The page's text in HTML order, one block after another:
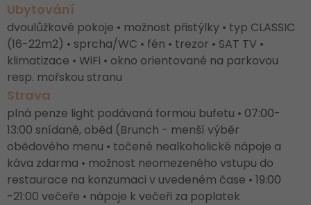
Ubytování
dvoulůžkové pokoje • možnost přistýlky • typ CLASSIC
(16-22m2) • sprcha/WC • fén • trezor • SAT TV •
klimatizace • WiFi • okno orientované na parkovou
resp. mořskou stranu
Strava
plná penze light podávaná formou bufetu • 07:00-
13:00 snídaně, oběd (Brunch - menší výběr
obědového menu • točené nealkoholické nápoje a
káva zdarma • možnost neomezeného vstupu do
restaurace na konzumaci v uvedeném čase • 19:00
-21:00 večeře • nápoje k večeři za poplatek